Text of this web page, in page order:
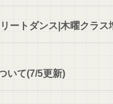
ートダンス|木曜クラス
いて(7/5更新)